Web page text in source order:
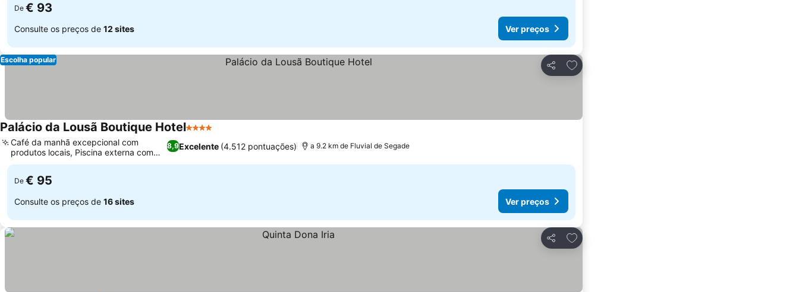
De € 93
Consulte os preços de 12 sites Ver preços
Partilhar
Adicionar aos favoritos
Escolha popular
Palácio da Lousã Boutique Hotel4 Estrelas
8,9Excelente (4.512 pontuações)
Café da manhã excepcional com
produtos locais, Piscina externa com
bar na piscina
a 9.2 km de Fluvial de Segade
De € 95
Consulte os preços de 16 sites Ver preços
Partilhar
Adicionar aos favoritos